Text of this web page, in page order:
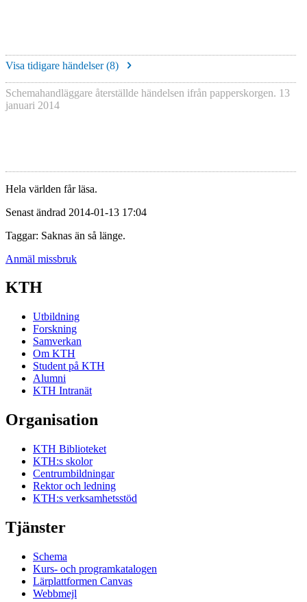
Visa tidigare händelser (8)
Schemahandläggare återställde händelsen ifrån papperskorgen. 13
januari 2014
Hela världen får läsa.
Senast ändrad 2014-01-13 17:04
Taggar: Saknas än så länge.
Anmäl missbruk
KTH
Utbildning
Forskning
Samverkan
Om KTH
Student på KTH
Alumni
KTH Intranät
Organisation
KTH Biblioteket
KTH:s skolor
Centrumbildningar
Rektor och ledning
KTH:s verksamhetsstöd
Tjänster
Schema
Kurs- och programkatalogen
Lärplattformen Canvas
Webbmejl